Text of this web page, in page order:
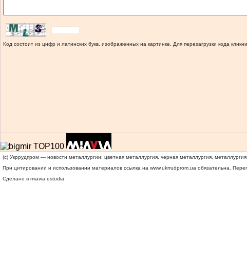
Код состоит из цифр и латинских букв, изображенных на картинке. Для перезагрузки кода
(c) Укррудпром — новости металлургии: цветная металлургия, черная металлургия,
При цитировании и использовании материалов ссылка на www.ukrrudprom.ua обязательна.
Сделано в miavia estudia.